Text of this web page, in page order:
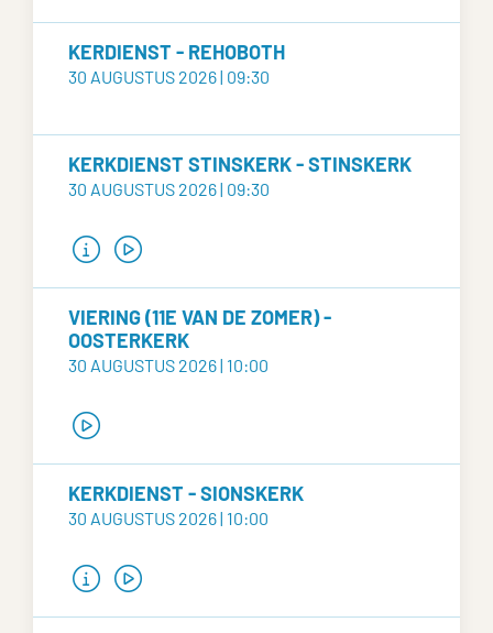
KERDIENST - REHOBOTH
30 AUGUSTUS 2026 | 09:30
KERKDIENST STINSKERK - STINSKERK
30 AUGUSTUS 2026 | 09:30
VIERING (11E VAN DE ZOMER) -
OOSTERKERK
30 AUGUSTUS 2026 | 10:00
KERKDIENST - SIONSKERK
30 AUGUSTUS 2026 | 10:00